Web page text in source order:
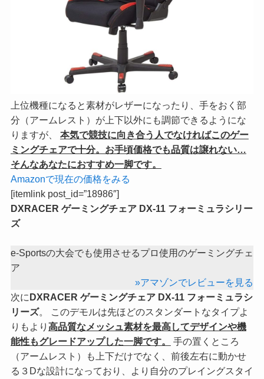
上位機種になると素材がレザーになったり、手をおく部
分（アームレスト）が上下以外にも調節できるようにな
りますが、 本気で競技に向き合う人でなければこのゲー
ミングチェアで十分。お手頃価格でも品質は譲れない…
そんなあなたにおすすめ一脚です。
Amazonで現在の価格をみる
[itemlink post_id=”18986″]
DXRACER ゲーミングチェア DX-11 フォーミュラシリー
ズ
e-Sportsの大会でも使用させるプロ使用のゲーミングチェ
ア
»アマゾンでレビューを見る
次にDXRACER ゲーミングチェア DX-11 フォーミュラシ
リーズ。 このデモルは先ほどのスタンダートなタイプよ
りもより 高品質なメッシュ素材を最高してデザインや機
能性もグレードアップした一脚です。
手の置くところ
（アームレスト）も上下だけでなく、前後左右に動かせ
る３Dな設計になっており、より自分のプレイングスタイ